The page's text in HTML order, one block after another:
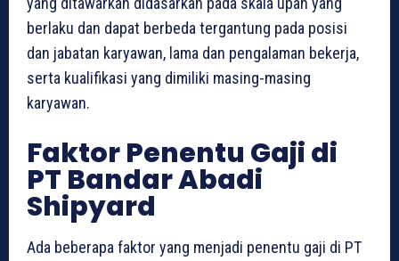
berlaku dan dapat berbeda tergantung pada posisi
dan jabatan karyawan, lama dan pengalaman bekerja,
serta kualifikasi yang dimiliki masing-masing
karyawan.
Faktor Penentu Gaji di
PT Bandar Abadi
Shipyard
Ada beberapa faktor yang menjadi penentu gaji di PT